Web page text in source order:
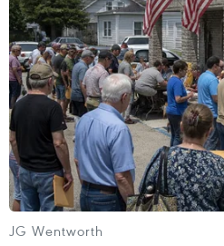
JG Wentworth